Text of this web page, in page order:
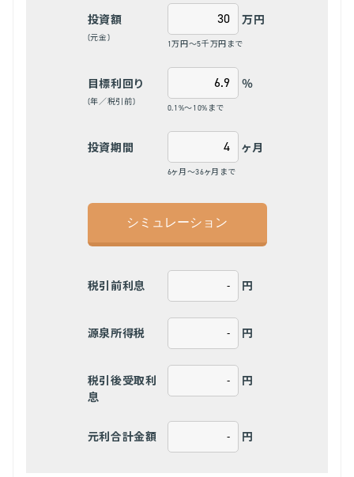
投資額
(元金)
万円
1万円～5千万円まで
目標利回り
(年／税引前)
％
0.1%～10%まで
投資期間 ヶ月
6ヶ月～36ヶ月まで
税引前利息 円
源泉所得税 円
税引後受取利
息
円
元利合計金額 円